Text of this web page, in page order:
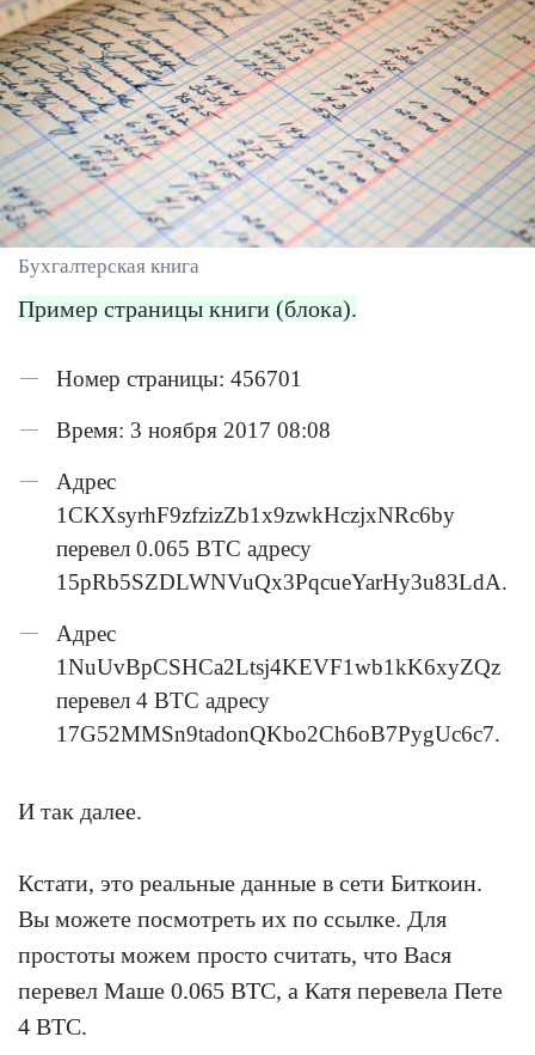
Бухгалтерская книга
Пример страницы книги (блока).
Номер страницы: 456701
Время: 3 ноября 2017 08:08
Адрес
1CKXsyrhF9zfzizZb1x9zwkHczjxNRc6by
перевел 0.065 BTC адресу
15pRb5SZDLWNVuQx3PqcueYarHy3u83LdA.
Адрес
1NuUvBpCSHCa2Ltsj4KEVF1wb1kK6xyZQz
перевел 4 BTC адресу
17G52MMSn9tadonQKbo2Ch6oB7PygUc6c7.
И так далее.
Кстати, это реальные данные в сети Биткоин.
Вы можете посмотреть их по ссылке. Для
простоты можем просто считать, что Вася
перевел Маше 0.065 BTC, а Катя перевела Пете
4 BTC.